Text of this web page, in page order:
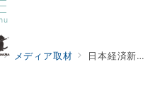
メディア取材 日本経済新聞に取材記事が掲載されました